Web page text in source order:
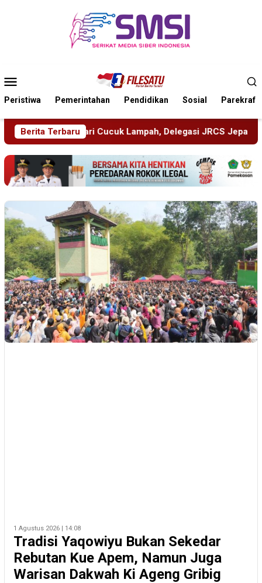
Mobile
Peristiwa Pemerintahan Pendidikan Sosial Parekraf
Berita Terbaru
Delegasi JRCS Jepang Berbagi Pengetahuan di SDN
1 Agustus 2026 | 14:08
Tradisi Yaqowiyu Bukan Sekedar
Rebutan Kue Apem, Namun Juga
Warisan Dakwah Ki Ageng Gribig